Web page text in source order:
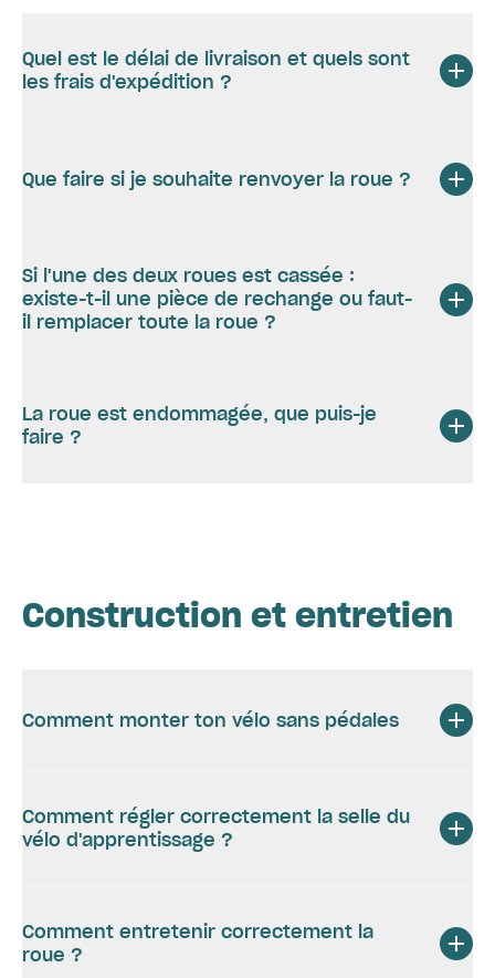
Quel est le délai de livraison et quels sont
les frais d'expédition ?
Que faire si je souhaite renvoyer la roue ?
Si l'une des deux roues est cassée :
existe-t-il une pièce de rechange ou faut-
il remplacer toute la roue ?
La roue est endommagée, que puis-je
faire ?
Construction et entretien
Comment monter ton vélo sans pédales
Comment régler correctement la selle du
vélo d'apprentissage ?
Comment entretenir correctement la
roue ?